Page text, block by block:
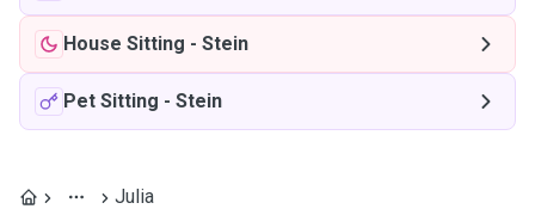
House Sitting - Stein
Pet Sitting - Stein
Julia